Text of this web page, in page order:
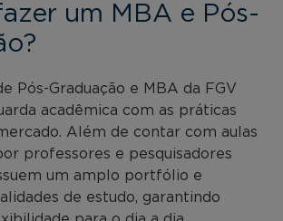
um MBA e Pós-
Pós-Graduação e MBA da FGV
acadêmica com as práticas
Além de contar com aulas
professores e pesquisadores
um amplo portfólio e
de estudo, garantindo